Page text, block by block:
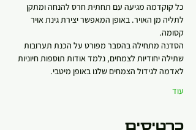
כל קוקדמה מגיעה עם תחתית חרס להנחה ומתקן
לתליה מן האויר. באופן המאפשר יצירת גינת אויר
קסומה.
הסדנה מתחילה בהסבר מפורט על הכנת תערובות
שתילה יחודיות לצמחים, נלמד אודות תוספות חיוניות
לאדמה לגידול הצמחים שלנו באופן מיטבי.
עוד
כרטיסים